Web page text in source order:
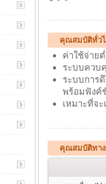
คุณสมบัติทั่วไ
ค่าใช้จ่าย
ระบบควบ
ระบบการ
พร้อมฟังค์
เหมาะที่จ
คุณสมบัติทาง